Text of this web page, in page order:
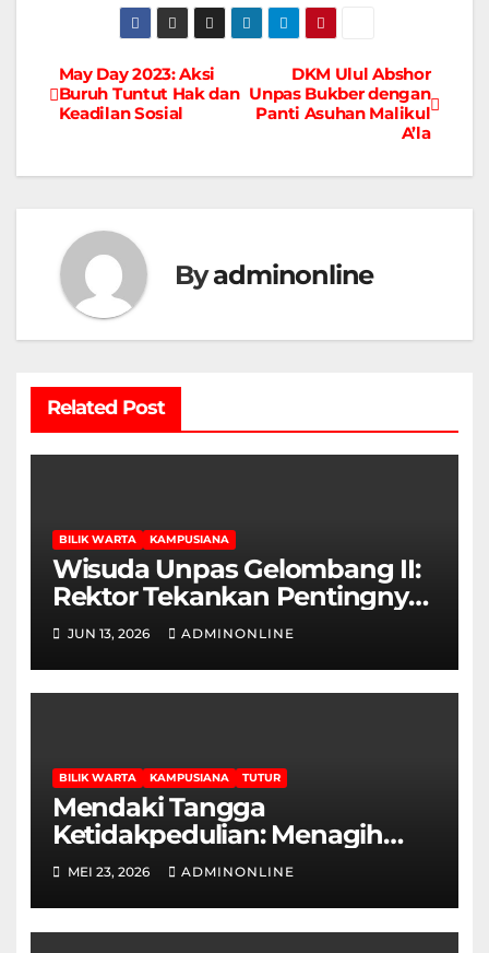
Navigasi
pos
DKM Ulul Abshor
Unpas Bukber dengan
Panti Asuhan Malikul
A’la
May Day 2023: Aksi
Buruh Tuntut Hak dan
Keadilan Sosial
Byadminonline
Related Post
BILIK WARTA KAMPUSIANA
Wisuda Unpas Gelombang II:
Rektor Tekankan Pentingnya
Sertifikasi Keahlian
JUN 13, 2026 ADMINONLINE
BILIK WARTA KAMPUSIANA TUTUR
Mendaki Tangga
Ketidakpedulian: Menagih
Hak Disabilitas yang
Terpasung di Selasar Kampus
MEI 23, 2026 ADMINONLINE